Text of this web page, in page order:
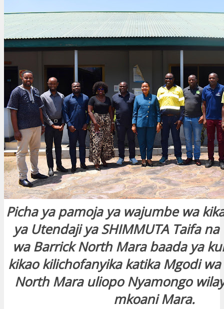
Picha ya pamoja ya wajumbe wa
ya Utendaji ya SHIMMUTA Taifa
wa Barrick North Mara baada ya
kikao kilichofanyika katika Mgodi
North Mara uliopo Nyamongo
mkoani Mara.